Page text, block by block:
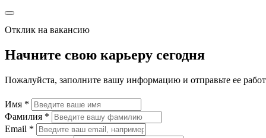
Отклик на вакансию
Начните свою карьеру сегодня
Пожалуйста, заполните вашу информацию и отправьте ее
Имя *
Фамилия *
Email *